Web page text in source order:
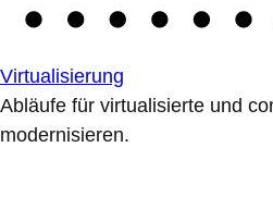
Virtualisierung
Abläufe für virtualisierte und
modernisieren.